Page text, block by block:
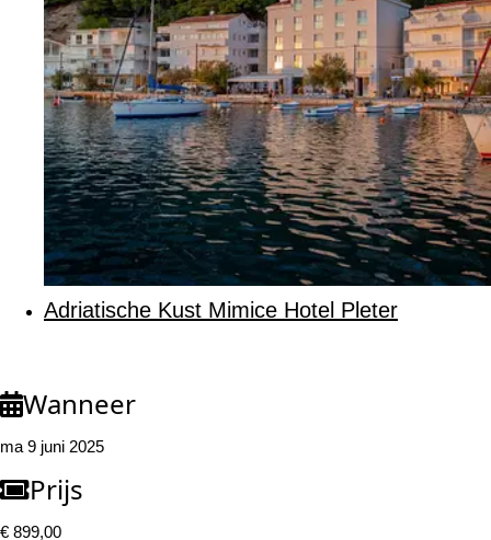
Adriatische Kust Mimice Hotel Pleter
Wanneer
ma 9 juni 2025
Prijs
€ 899,00